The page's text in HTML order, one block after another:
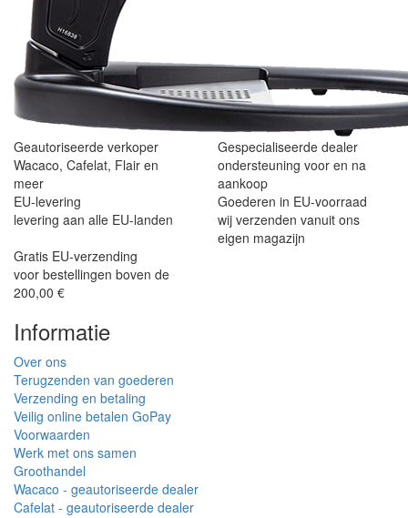
Geautoriseerde verkoper
Wacaco, Cafelat, Flair en
meer
Gespecialiseerde dealer
ondersteuning voor en na
aankoop
EU-levering
levering aan alle EU-landen
Goederen in EU-voorraad
wij verzenden vanuit ons
eigen magazijn
Gratis EU-verzending
voor bestellingen boven de
200,00 €
Informatie
Over ons
Terugzenden van goederen
Verzending en betaling
Veilig online betalen GoPay
Voorwaarden
Werk met ons samen
Groothandel
Wacaco - geautoriseerde dealer
Cafelat - geautoriseerde dealer